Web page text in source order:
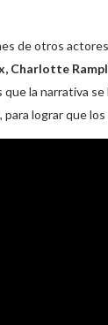
de otros
Charlotte
la narrativa
para lograr que